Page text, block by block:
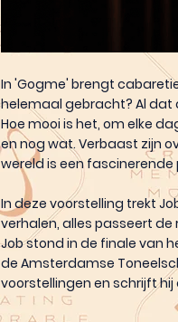
In 'Gogme' brengt
helemaal gebracht? Al dat
Hoe mooi is het, om elke
en nog wat. Verbaast zijn
wereld is een fascinerende
In deze voorstelling trekt
verhalen, alles passeert de
Job stond in de finale van
de Amsterdamse
voorstellingen en schrijft